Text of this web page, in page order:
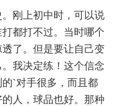
刚上初中时，可以说
都打不过。当时哪个
了。但是要让自己变
我决定练！这个信念
`对手很多，而且都
人，球品也好。那种